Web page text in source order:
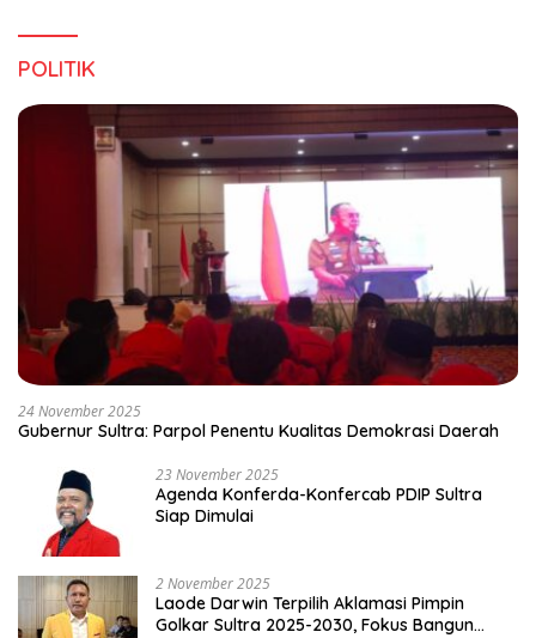
POLITIK
24 November 2025
Gubernur Sultra: Parpol Penentu Kualitas Demokrasi Daerah
23 November 2025
Agenda Konferda-Konfercab PDIP Sultra
Siap Dimulai
2 November 2025
Laode Darwin Terpilih Aklamasi Pimpin
Golkar Sultra 2025-2030, Fokus Bangun